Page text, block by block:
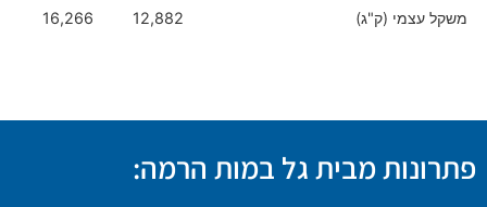
משקל עצמי (ק"ג) 12,882
16,266
פתרונות מבית גל במות הרמה: